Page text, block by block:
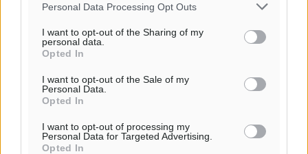
Personal Data Processing Opt Outs
I want to opt-out of the Sharing of my
personal data.
Opted In
I want to opt-out of the Sale of my
Personal Data.
Opted In
I want to opt-out of processing my
Personal Data for Targeted Advertising.
Opted In